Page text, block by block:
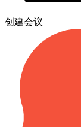
创建会议